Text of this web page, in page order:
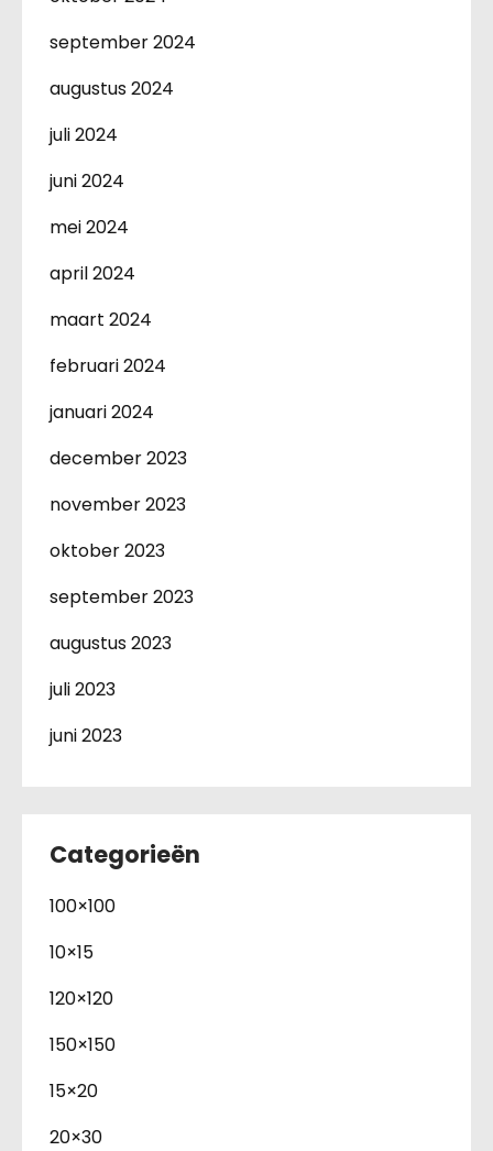
september 2024
augustus 2024
juli 2024
juni 2024
mei 2024
april 2024
maart 2024
februari 2024
januari 2024
december 2023
november 2023
oktober 2023
september 2023
augustus 2023
juli 2023
juni 2023
Categorieën
100×100
10×15
120×120
150×150
15×20
20×30